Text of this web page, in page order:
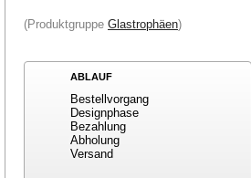
(Produktgruppe Glastrophäen)
ABLAUF
Bestellvorgang
Designphase
Bezahlung
Abholung
Versand